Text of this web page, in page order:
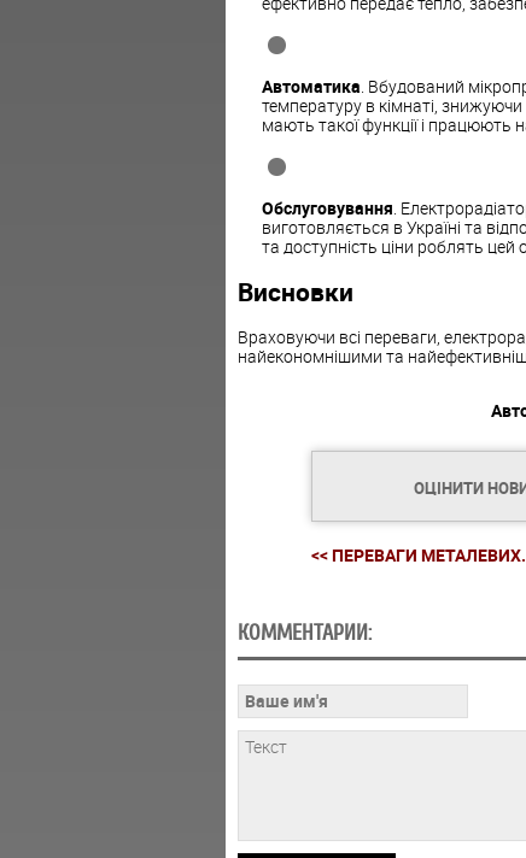
Автоматика. Вбудований
температуру в кімнаті, знижуючи
мають такої функції і працюють
Обслуговування.
виготовляється в Україні та
та доступність ціни роблять цей
Висновки
Враховуючи всі переваги,
найекономнішими та
ОЦІНИТИ
<< ПЕРЕВАГИ
КОММЕНТАРИИ: